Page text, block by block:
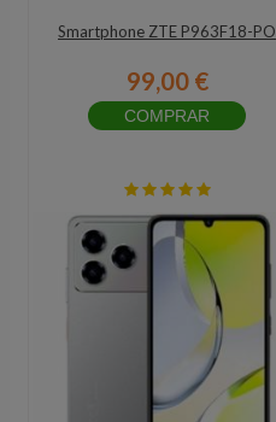
Smartphone ZTE P963F18-PO
99,00 €
COMPRAR